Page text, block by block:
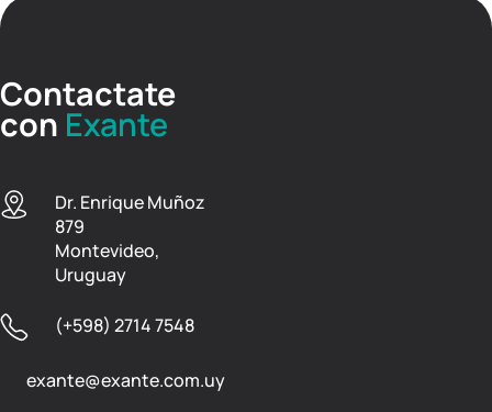
Contactate
con Exante
Dr. Enrique Muñoz
879
Montevideo,
Uruguay
(+598) 2714 7548
exante@exante.com.uy